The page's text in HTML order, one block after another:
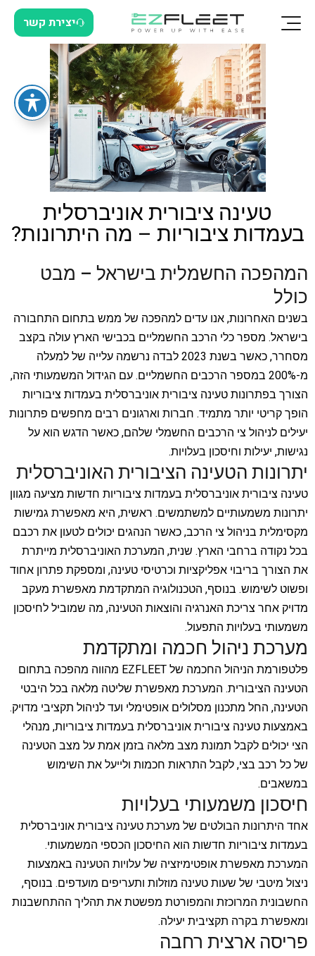
יצירת קשר
טעינה ציבורית אוניברסלית
בעמדות ציבוריות – מה היתרונות?
המהפכה החשמלית בישראל – מבט
כולל
בשנים האחרונות, אנו עדים למהפכה של ממש בתחום התחבורה
בישראל. מספר כלי הרכב החשמליים בכבישי הארץ עולה בקצב
מסחרר, כאשר בשנת 2023 לבדה נרשמה עלייה של למעלה
מ-200% במספר הרכבים החשמליים. עם הגידול המשמעותי הזה,
הצורך בפתרונות טעינה ציבורית אוניברסלית בעמדות ציבוריות
הופך קריטי יותר מתמיד. חברות וארגונים רבים מחפשים פתרונות
יעילים לניהול צי הרכבים החשמלי שלהם, כאשר הדגש הוא על
נגישות, יעילות וחיסכון בעלויות.
יתרונות הטעינה הציבורית האוניברסלית
טעינה ציבורית אוניברסלית בעמדות ציבוריות חדשות מציעה מגוון
יתרונות משמעותיים למשתמשים. ראשית, היא מאפשרת גמישות
מקסימלית בניהול צי הרכב, כאשר הנהגים יכולים לטעון את רכבם
בכל נקודה ברחבי הארץ. שנית, המערכת האוניברסלית מייתרת
את הצורך בריבוי אפליקציות וכרטיסי טעינה, ומספקת פתרון אחוד
ופשוט לשימוש. בנוסף, הטכנולוגיה המתקדמת מאפשרת מעקב
מדויק אחר צריכת האנרגיה והוצאות הטעינה, מה שמוביל לחיסכון
משמעותי בעלויות התפעול.
מערכת ניהול חכמה ומתקדמת
פלטפורמת הניהול החכמה של EZFLEET מהווה מהפכה בתחום
הטעינה הציבורית. המערכת מאפשרת שליטה מלאה בכל היבטי
הטעינה, החל מתכנון מסלולים אופטימלי ועד לניהול תקציבי מדויק.
באמצעות טעינה ציבורית אוניברסלית בעמדות ציבוריות, מנהלי
הצי יכולים לקבל תמונת מצב מלאה בזמן אמת על מצב הטעינה
של כל רכב בצי, לקבל התראות חכמות ולייעל את השימוש
במשאבים.
חיסכון משמעותי בעלויות
אחד היתרונות הבולטים של מערכת טעינה ציבורית אוניברסלית
בעמדות ציבוריות חדשות הוא החיסכון הכספי המשמעותי.
המערכת מאפשרת אופטימיזציה של עלויות הטעינה באמצעות
ניצול מיטבי של שעות טעינה מוזלות ותעריפים מועדפים. בנוסף,
החשבונית המרוכזת והמפורטת מפשטת את תהליך ההתחשבנות
ומאפשרת בקרה תקציבית יעילה.
פריסה ארצית רחבה